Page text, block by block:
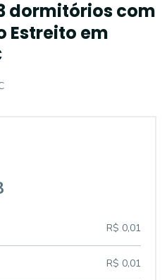
dormitórios com
Estreito em
R$ 0,01
R$ 0,01